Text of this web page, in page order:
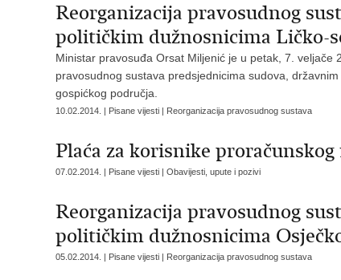
Reorganizacija pravosudnog
političkim dužnosnicima Ličko-
Ministar pravosuđa Orsat Miljenić je u petak, 7.
pravosudnog sustava predsjednicima sudova,
gospićkog područja.
10.02.2014. | Pisane vijesti | Reorganizacija pravosudnog sustava
Plaća za korisnike proračunskog
07.02.2014. | Pisane vijesti | Obavijesti, upute i pozivi
Reorganizacija pravosudnog
političkim dužnosnicima
05.02.2014. | Pisane vijesti | Reorganizacija pravosudnog sustava